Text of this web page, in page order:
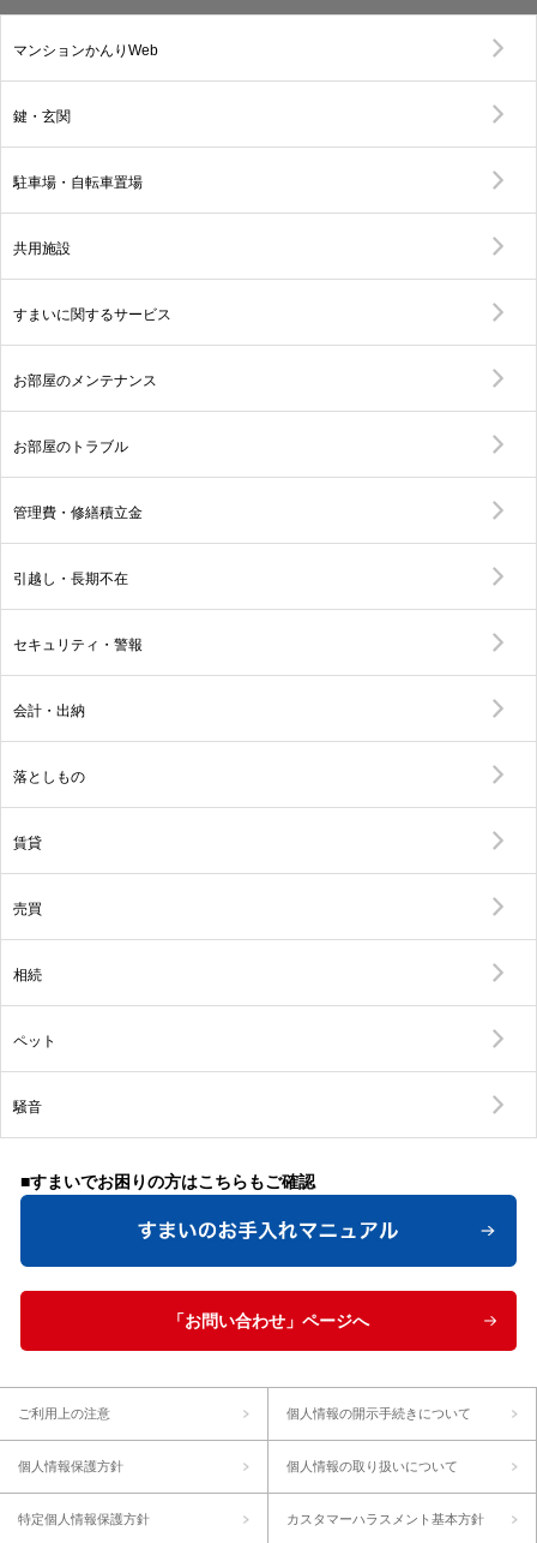
マンションかんりWeb
鍵・玄関
駐車場・自転車置場
共用施設
すまいに関するサービス
お部屋のメンテナンス
お部屋のトラブル
管理費・修繕積立金
引越し・長期不在
セキュリティ・警報
会計・出納
落としもの
賃貸
売買
相続
ペット
騒音
■すまいでお困りの方はこちらもご確認
「お問い合わせ」ページへ
ご利用上の注意 個人情報の開示手続きについて
個人情報保護方針 個人情報の取り扱いについて
特定個人情報保護方針 カスタマーハラスメント基本方針